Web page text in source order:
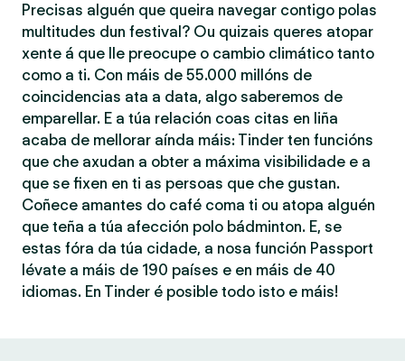
Precisas alguén que queira navegar contigo polas
multitudes dun festival? Ou quizais queres atopar
xente á que lle preocupe o cambio climático tanto
como a ti. Con máis de 55.000 millóns de
coincidencias ata a data, algo saberemos de
emparellar. E a túa relación coas citas en liña
acaba de mellorar aínda máis: Tinder ten funcións
que che axudan a obter a máxima visibilidade e a
que se fixen en ti as persoas que che gustan.
Coñece amantes do café coma ti ou atopa alguén
que teña a túa afección polo bádminton. E, se
estas fóra da túa cidade, a nosa función Passport
lévate a máis de 190 países e en máis de 40
idiomas. En Tinder é posible todo isto e máis!